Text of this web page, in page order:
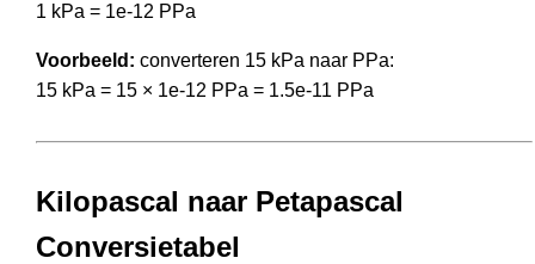
1 kPa = 1e-12 PPa
Voorbeeld: converteren 15 kPa naar PPa:
15 kPa = 15 × 1e-12 PPa = 1.5e-11 PPa
Kilopascal naar Petapascal
Conversietabel